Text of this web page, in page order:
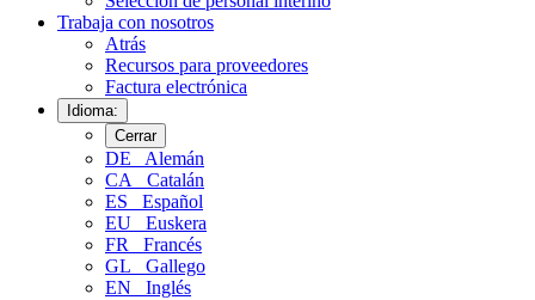
Trabaja con nosotros
Atrás
Recursos para proveedores
Factura electrónica
Idioma:
Cerrar
DE
Alemán
CA
Catalán
ES
Español
EU
Euskera
FR
Francés
GL
Gallego
EN
Inglés